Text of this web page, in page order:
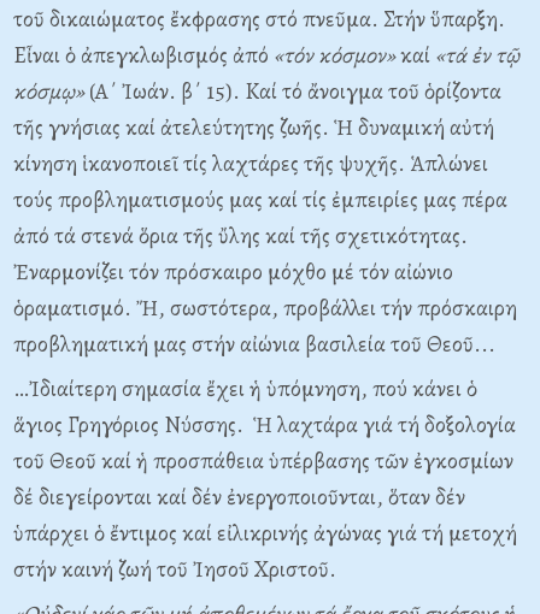
τοῦ δικαιώματος ἔκφρασης στό πνεῦμα. Στήν ὕπαρξη.
Eἶναι ὁ ἀπεγκλωβισμός ἀπό «τόν κόσμον»καί «τά ἐν τῷ
κόσμῳ»(A΄ Ἰωάν. β΄ 15). Kαί τό ἄνοιγμα τοῦ ὁρίζοντα
τῆς γνήσιας καί ἀτελεύτητης ζωῆς. Ἡ δυναμική αὐτή
κίνηση ἱκανοποιεῖ τίς λαχτάρες τῆς ψυχῆς. Ἁπλώνει
τούς προβληματισμούς μας καί τίς ἐμπειρίες μας πέρα
ἀπό τά στενά ὅρια τῆς ὔλης καί τῆς σχετικότητας.
Ἐναρμονίζει τόν πρόσκαιρο μόχθο μέ τόν αἰώνιο
ὁραματισμό. Ἤ, σωστότερα, προβάλλει τήν πρόσκαιρη
προβληματική μας στήν αἰώνια βασιλεία τοῦ Θεοῦ...
…Ἰδιαίτερη σημασία ἔχει ἡ ὑπόμνηση, πού κάνει ὁ
ἅγιος Γρηγόριος Nύσσης. Ἡ λαχτάρα γιά τή δοξολογία
τοῦ Θεοῦ καί ἡ προσπάθεια ὑπέρβασης τῶν ἐγκοσμίων
δέ διεγείρονται καί δέν ἐνεργοποιοῦνται, ὅταν δέν
ὑπάρχει ὁ ἔντιμος καί εἰλικρινής ἀγώνας γιά τή μετοχή
στήν καινή ζωή τοῦ Ἰησοῦ Xριστοῦ.